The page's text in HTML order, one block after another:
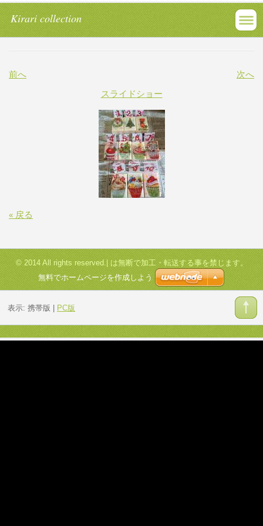
Kirari collection
前へ
次へ
スライドショー
« 戻る
© 2014 All rights reserved.| は無断で加工・転送する事を禁じます。
無料でホームページを作成しよう
表示: 携帯版 PC版